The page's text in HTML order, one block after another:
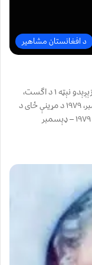
د افغانستان مشاهیر
حفيظ الله امين پېژنليک بشپړ نوم حفيظ الله امين د زېږېدو نېټه ١ د اگست،
١٩٢٩ د زېږېدنې ځای پغمان د مړينې نېټه ۲۷ د دېسمبر، ١٩٧٩ د مړينې ځای د